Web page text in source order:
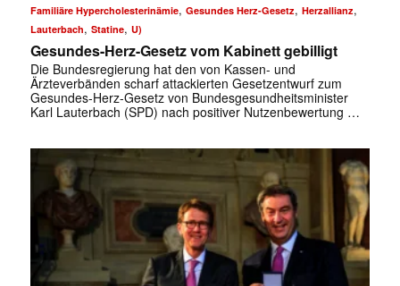
Familiäre Hypercholesterinämie, Gesundes Herz-Gesetz, Herzallianz,
Lauterbach, Statine, U)
Gesundes-Herz-Gesetz vom Kabinett gebilligt
Die Bundesregierung hat den von Kassen- und
Ärzteverbänden scharf attackierten Gesetzentwurf zum
Gesundes-Herz-Gesetzvon Bundesgesundheitsminister
Karl Lauterbach (SPD) nach positiver Nutzenbewertung …